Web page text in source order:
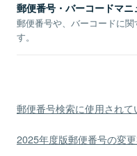
郵便番号・バーコードマニ
郵便番号や、バーコードに
す。
郵便番号検索に使用され
2025年度版郵便番号の変